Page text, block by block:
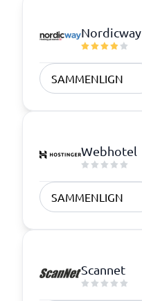
Nordicway
SAMMENLIGN
Webhotel
SAMMENLIGN
Scannet